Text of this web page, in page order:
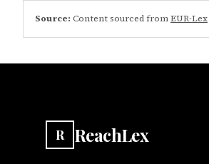
Source: Content sourced fromEUR-Lex
R ReachLex